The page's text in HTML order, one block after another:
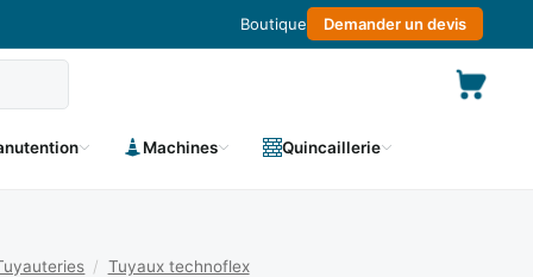
Boutique Demander un devis
Machines Quincaillerie
/ Tuyaux technoflex